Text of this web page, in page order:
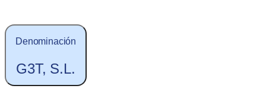
Denominación
G3T, S.L.